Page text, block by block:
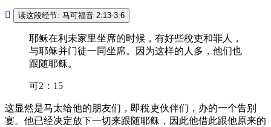
读这段经节: 马可福音 2:13-3:6
耶稣在利未家里坐席的时候，有好些稅吏和罪人，
与耶稣并门徒一同坐席。因为这样的人多，他们也
跟随耶稣。
可2：15
这显然是马太给他的朋友们，即稅吏伙伴们，办的一个告别
宴。他已经决定放下一切来跟随耶稣，因此他借此跟他原来的